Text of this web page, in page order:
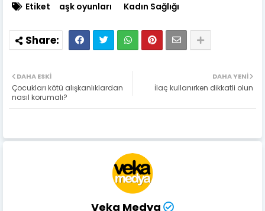
Etiket aşk oyunları Kadın Sağlığı
DAHA YENI
İlaç kullanırken dikkatli olun
DAHA ESKI
Çocukları kötü alışkanlıklardan
nasıl korumalı?
Veka Medya